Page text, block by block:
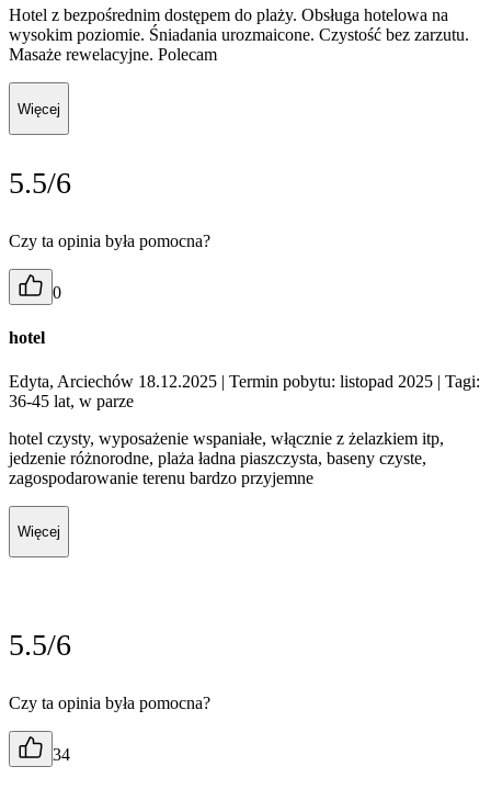
Hotel z bezpośrednim dostępem do plaży. Obsługa hotelowa na
wysokim poziomie. Śniadania urozmaicone. Czystość bez zarzutu.
Masaże rewelacyjne. Polecam
Więcej
5.5/6
Czy ta opinia była pomocna?
0
hotel
Edyta, Arciechów 18.12.2025 | Termin pobytu: listopad 2025 | Tagi:
36-45 lat, w parze
hotel czysty, wyposażenie wspaniałe, włącznie z żelazkiem itp,
jedzenie różnorodne, plaża ładna piaszczysta, baseny czyste,
zagospodarowanie terenu bardzo przyjemne
Więcej
5.5/6
Czy ta opinia była pomocna?
34